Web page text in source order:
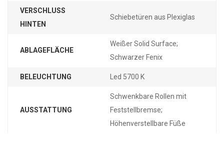
VERSCHLUSS
HINTEN
Schiebetüren aus Plexiglas
ABLAGEFLÄCHE
Weißer Solid Surface;
Schwarzer Fenix
BELEUCHTUNG Led 5700 K
AUSSTATTUNG
Schwenkbare Rollen mit
Feststellbremse;
Höhenverstellbare Füße